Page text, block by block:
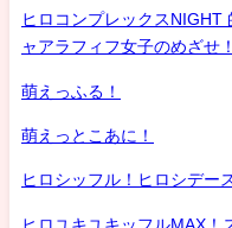
ヒロコンプレックスNIGHT
ャアラフィフ女子のめざせ
萌えっふる！
萌えっとこあに！
ヒロシッフル！ヒロシデー
ヒロユキユキッフルMAX！